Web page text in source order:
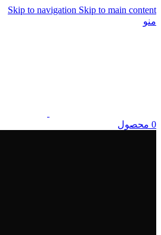
Skip to navigation Skip to main content
منو
0 محصول